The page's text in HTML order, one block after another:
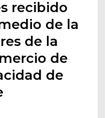
recibido
de la
de la
de
de